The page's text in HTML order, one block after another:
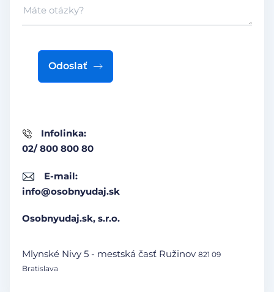
Infolinka:
02/ 800 800 80
E-mail:
info@osobnyudaj.sk
Osobnyudaj.sk, s.r.o.
Mlynské Nivy 5 - mestská časť Ružinov 821 09
Bratislava
Odoslať